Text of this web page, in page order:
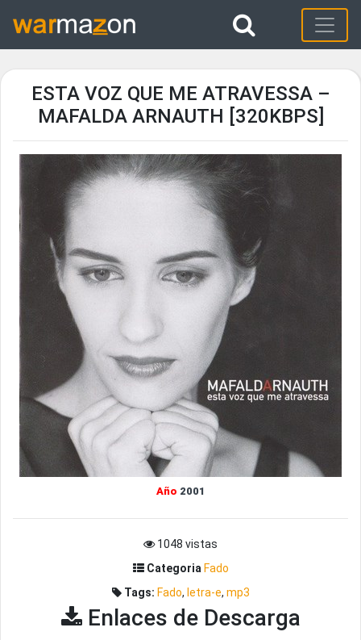
ESTA VOZ QUE ME ATRAVESSA –
MAFALDA ARNAUTH [320KBPS]
Año 2001
1048 vistas
Categoria Fado
Tags: Fado, letra-e, mp3
Enlaces de Descarga